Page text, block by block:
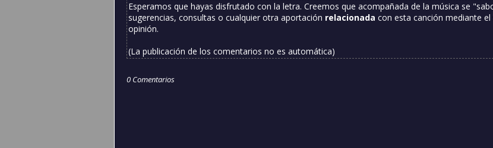
Esperamos que hayas disfrutado con la letra. Creemos que acompañada de la música se
sugerencias, consultas o cualquier otra aportación relacionada con esta canción mediante
opinión.
(La publicación de los comentarios no es automática)
0 Comentarios